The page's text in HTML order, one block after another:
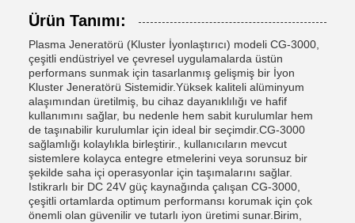
Ürün Tanımı:
Plasma Jeneratörü (Kluster İyonlaştırıcı) modeli CG-3000,
çeşitli endüstriyel ve çevresel uygulamalarda üstün
performans sunmak için tasarlanmış gelişmiş bir İyon
Kluster Jeneratörü Sistemidir.Yüksek kaliteli alüminyum
alaşımından üretilmiş, bu cihaz dayanıklılığı ve hafif
kullanımını sağlar, bu nedenle hem sabit kurulumlar hem
de taşınabilir kurulumlar için ideal bir seçimdir.CG-3000
sağlamlığı kolaylıkla birleştirir., kullanıcıların mevcut
sistemlere kolayca entegre etmelerini veya sorunsuz bir
şekilde saha içi operasyonlar için taşımalarını sağlar.
Istikrarlı bir DC 24V güç kaynağında çalışan CG-3000,
çeşitli ortamlarda optimum performansı korumak için çok
önemli olan güvenilir ve tutarlı iyon üretimi sunar.Birim,